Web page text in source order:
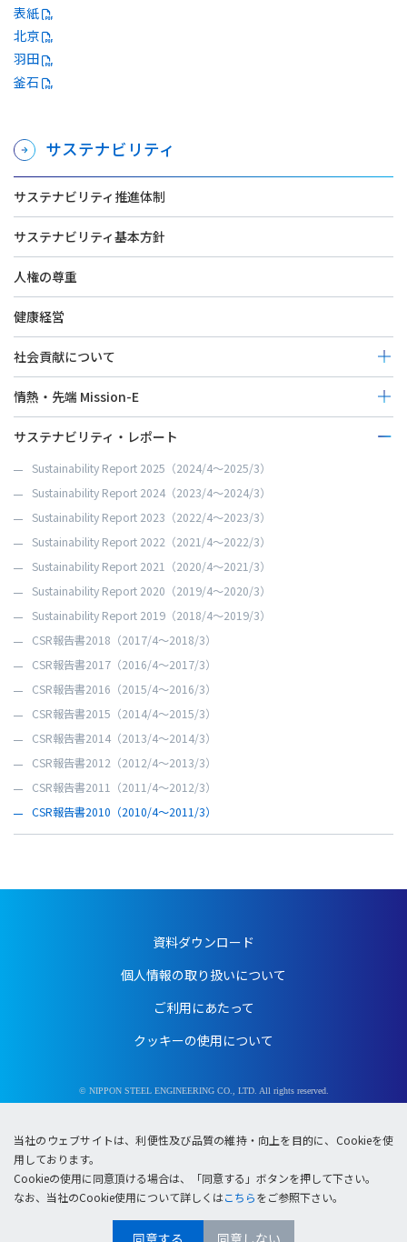
表紙
北京
羽田
釜石
サステナビリティ
サステナビリティ推進体制
サステナビリティ基本方針
人権の尊重
健康経営
社会貢献について
次世代育成（その他）
コミュニティー発展
地球環境保全
災害復興支援
寄付・寄贈など
情熱・先端 Mission-E
エネルギーアイランドプロジェクト
エコロジープラントプロジェクト
サステナビリティ・レポート
Sustainability Report 2025（2024/4～2025/3）
Sustainability Report 2024（2023/4～2024/3）
Sustainability Report 2023（2022/4～2023/3）
Sustainability Report 2022（2021/4～2022/3）
Sustainability Report 2021（2020/4～2021/3）
Sustainability Report 2020（2019/4～2020/3）
Sustainability Report 2019（2018/4～2019/3）
CSR報告書2018（2017/4～2018/3）
CSR報告書2017（2016/4～2017/3）
CSR報告書2016（2015/4～2016/3）
CSR報告書2015（2014/4～2015/3）
CSR報告書2014（2013/4～2014/3）
CSR報告書2012（2012/4～2013/3）
CSR報告書2011（2011/4～2012/3）
CSR報告書2010（2010/4～2011/3）
資料ダウンロード
個人情報の取り扱いについて
ご利用にあたって
クッキーの使用について
© NIPPON STEEL ENGINEERING CO., LTD. All rights reserved.
当社のウェブサイトは、利便性及び品質の維持・向上を目的に、Cookieを使
用しております。
Cookieの使用に同意頂ける場合は、「同意する」ボタンを押して下さい。
なお、当社のCookie使用について詳しくはこちらをご参照下さい。
同意する 同意しない